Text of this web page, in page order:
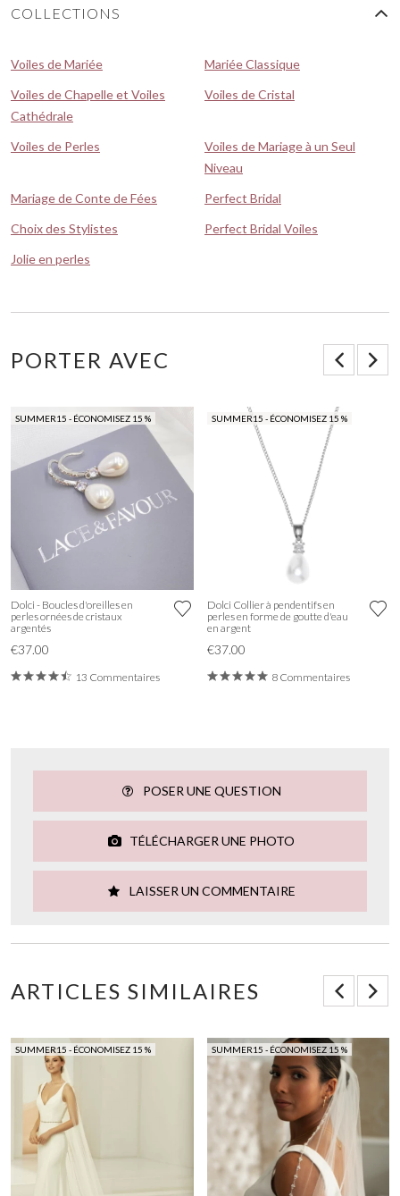
COLLECTIONS
Voiles de Mariée
Mariée Classique
Voiles de Chapelle et Voiles
Cathédrale
Voiles de Cristal
Voiles de Perles
Voiles de Mariage à un Seul
Niveau
Mariage de Conte de Fées
Perfect Bridal
Choix des Stylistes
Perfect Bridal Voiles
Jolie en perles
PORTER AVEC
SUMMER15 - ÉCONOMISEZ 15 %
Dolci - Boucles d'oreilles en
perles ornées de cristaux
argentés
€37.00
13 Commentaires
SUMMER15 - ÉCONOMISEZ 15 %
Dolci Collier à pendentifs en
perles en forme de goutte d'eau
en argent
€37.00
8 Commentaires
POSER UNE QUESTION
TÉLÉCHARGER UNE PHOTO
LAISSER UN COMMENTAIRE
ARTICLES SIMILAIRES
SUMMER15 - ÉCONOMISEZ 15 % SUMMER15 - ÉCONOMISEZ 15 %